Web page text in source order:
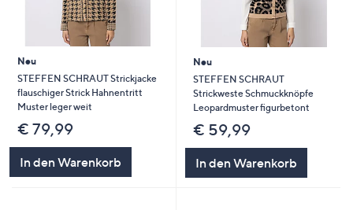
Neu
STEFFEN SCHRAUT Strickjacke
flauschiger Strick Hahnentritt
Muster leger weit
€ 79,99
In den Warenkorb
Neu
STEFFEN SCHRAUT
Strickweste Schmuckknöpfe
Leopardmuster figurbetont
€ 59,99
In den Warenkorb